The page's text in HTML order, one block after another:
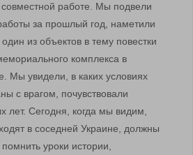
работе. Мы подвели
за прошлый год, наметили
из объектов в тему повестки
комплекса в
Мы увидели, в каких условиях
с врагом, почувствовали
лет. Сегодня, когда мы видим,
в соседней Украине, должны
уроки истории,